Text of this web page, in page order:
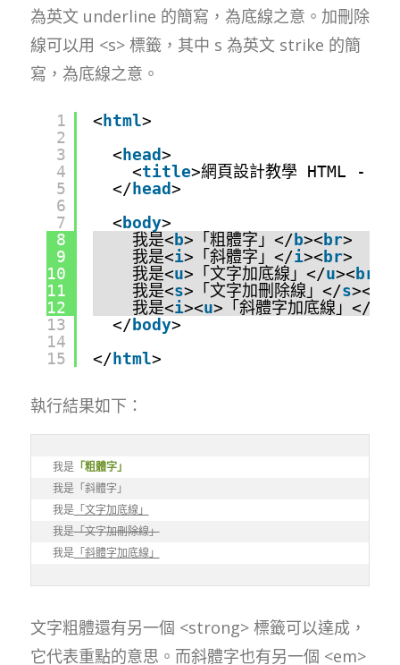
為英文 underline 的簡寫，為底線之意。加刪除
線可以用 <s> 標籤，其中 s 為英文 strike 的簡
寫，為底線之意。
1
2
3
4
5
6
7
8
9
10
11
12
13
14
15
< html>
< head>
<title>網頁設計教學 HTML - 文
</ head>
<body>
我是<b>「粗體字」</b><br>
我是<i>「斜體字」</i><br>
我是<u>「文字加底線」</u><br
我是<s>「文字加刪除線」</s><
我是<i><u>「斜體字加底線」</
</body>
</ html>
執行結果如下：
我是「粗體字」
我是「斜體字」
我是「文字加底線」
我是「文字加刪除線」
我是「斜體字加底線」
文字粗體還有另一個 <strong> 標籤可以達成，
它代表重點的意思。而斜體字也有另一個 <em>